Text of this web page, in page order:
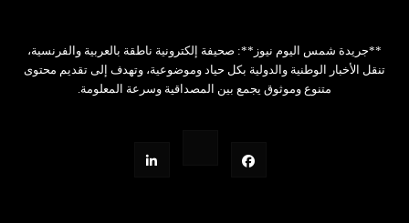
**جريدة شمس اليوم نيوز**: صحيفة إلكترونية ناطقة بالعربية والفرنسية،
تنقل الأخبار الوطنية والدولية بكل حياد وموضوعية، وتهدف إلى تقديم محتوى
متنوع وموثوق يجمع بين المصداقية وسرعة المعلومة.